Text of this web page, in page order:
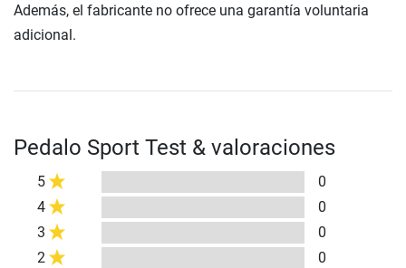
Además, el fabricante no ofrece una garantía voluntaria
adicional.
Pedalo Sport Test & valoraciones
5
0
4
0
3
0
2
0